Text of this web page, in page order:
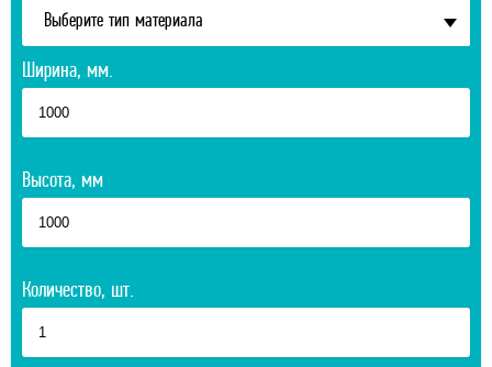
Выберите тип материала
Ширина, мм.
Высота, мм
Количество, шт.